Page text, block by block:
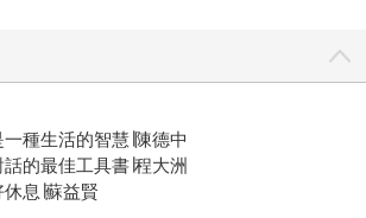
種生活的智慧∣陳德中
的最佳工具書∣程大洲
息∣蘇益賢